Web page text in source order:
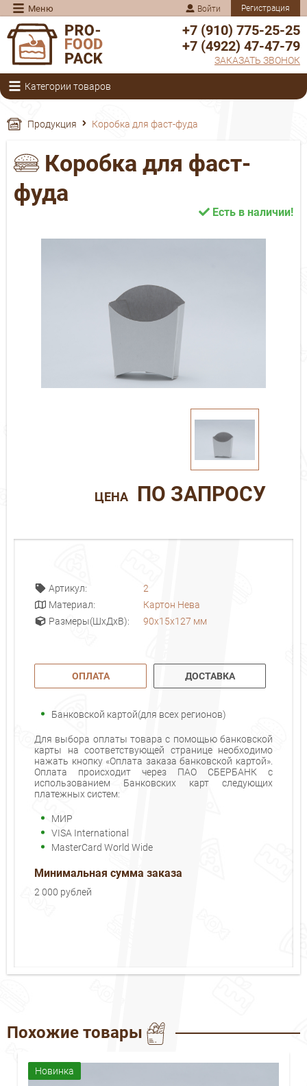
Меню Войти Регистрация
+7 (910) 775-25-25
+7 (4922) 47-47-79
ЗАКАЗАТЬ ЗВОНОК
Категории товаров
Продукция Коробка для фаст-фуда
Коробка для фаст-
фуда
Есть в наличии!
ЦЕНА ПО ЗАПРОСУ
Артикул:
2
Материал:
Картон Нева
Размеры(ШхДхВ):
90х15х127 мм
ОПЛАТА ДОСТАВКА
Банковской картой(для всех регионов)
Для выбора оплаты товара с помощью банковской
карты на соответствующей странице необходимо
нажать кнопку «Оплата заказа банковской картой».
Оплата происходит через ПАО СБЕРБАНК с
использованием Банковских карт следующих
платежных систем:
МИР
VISA International
MasterCard World Wide
Минимальная сумма заказа
2 000 рублей
Похожие товары
Новинка